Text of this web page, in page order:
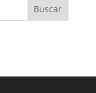
Buscar